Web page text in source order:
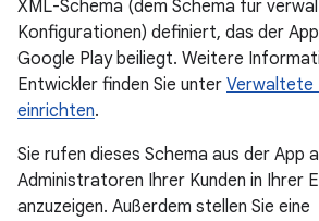
XML-Schema (dem Schema für
Konfigurationen) definiert, das der
Google Play beiliegt. Weitere
Entwickler finden Sie unter Verwaltete
einrichten.
Sie rufen dieses Schema aus der App
Administratoren Ihrer Kunden in Ihrer
anzuzeigen. Außerdem stellen Sie eine